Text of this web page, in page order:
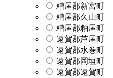
糟屋郡新宮町
糟屋郡久山町
糟屋郡粕屋町
遠賀郡芦屋町
遠賀郡水巻町
遠賀郡岡垣町
遠賀郡遠賀町